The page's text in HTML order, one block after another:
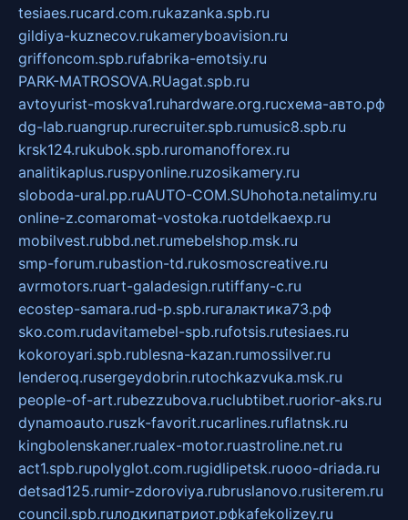
tesiaes.rucard.com.rukazanka.spb.ru
gildiya-kuznecov.rukameryboavision.ru
griffoncom.spb.rufabrika-emotsiy.ru
PARK-MATROSOVA.RUagat.spb.ru
avtoyurist-moskva1.ruhardware.org.ruсхема-авто.рф
dg-lab.ruangrup.rurecruiter.spb.rumusic8.spb.ru
krsk124.rukubok.spb.ruromanofforex.ru
analitikaplus.ruspyonline.ruzosikamery.ru
sloboda-ural.pp.ruAUTO-COM.SUhohota.netalimy.ru
online-z.comaromat-vostoka.ruotdelkaexp.ru
mobilvest.rubbd.net.rumebelshop.msk.ru
smp-forum.rubastion-td.rukosmoscreative.ru
avrmotors.ruart-galadesign.rutiffany-c.ru
ecostep-samara.rud-p.spb.ruгалактика73.рф
sko.com.rudavitamebel-spb.rufotsis.rutesiaes.ru
kokoroyari.spb.rublesna-kazan.rumossilver.ru
lenderoq.rusergeydobrin.rutochkazvuka.msk.ru
people-of-art.rubezzubova.ruclubtibet.ruorior-aks.ru
dynamoauto.ruszk-favorit.rucarlines.ruflatnsk.ru
kingbolenskaner.rualex-motor.ruastroline.net.ru
act1.spb.rupolyglot.com.rugidlipetsk.ruooo-driada.ru
detsad125.rumir-zdoroviya.rubruslanovo.rusiterem.ru
council.spb.ruлодкипатриот.рфkafekolizey.ru